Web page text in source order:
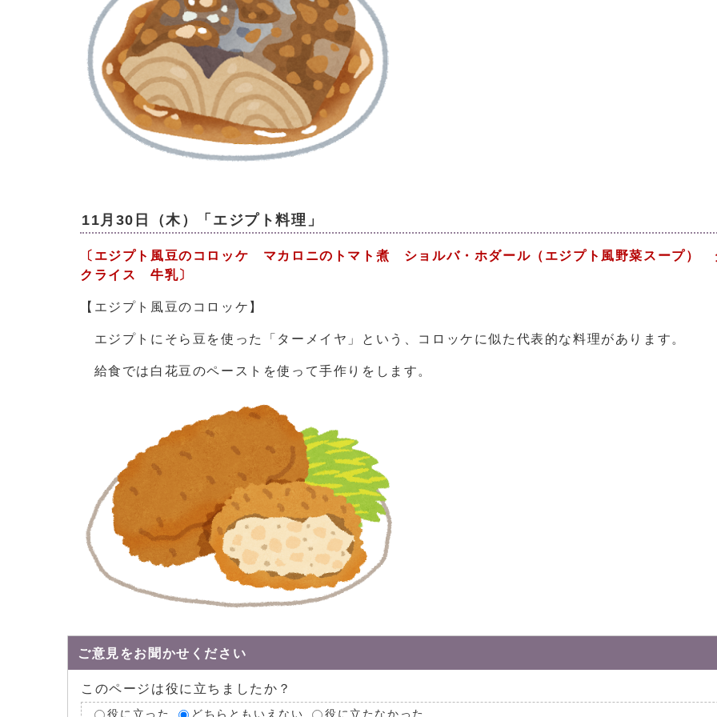
11月30日（木）「エジプト料理」
〔エジプト風豆のコロッケ マカロニのトマト煮 ショルバ・ホダール（エジプト風野菜スープ）
クライス 牛乳〕
【エジプト風豆のコロッケ】
エジプトにそら豆を使った「ターメイヤ」という、コロッケに似た代表的な料理があります。
給食では白花豆のペーストを使って手作りをします。
ご意見をお聞かせください
このページは役に立ちましたか？
役に立った どちらともいえない 役に立たなかった